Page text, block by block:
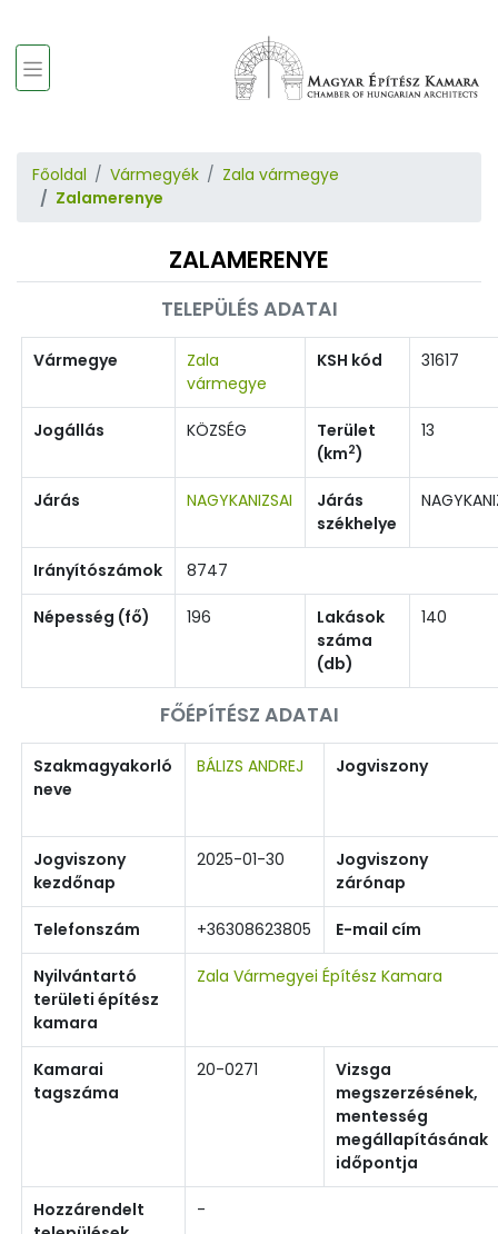
Főoldal Vármegyék
Zala vármegye
Zalamerenye
ZALAMERENYE
TELEPÜLÉS ADATAI
Vármegye
Zala
vármegye
KSH kód 31617
Jogállás KÖZSÉG
Terület
(km2)
13
Járás NAGYKANIZSAI
Járás
székhelye
Irányítószámok 8747
Népesség (fő) 196
Lakások
száma
(db)
140
FŐÉPÍTÉSZ ADATAI
Szakmagyakorló
neve
BÁLIZS ANDREJ Jogviszony
Jogviszony
kezdőnap
2025-01-30
Jogviszony
zárónap
Telefonszám +36308623805 E-mail cím
Nyilvántartó
területi építész
kamara
Zala Vármegyei Építész Kamara
Kamarai
tagszáma
20-0271
Vizsga
megszerzésének,
mentesség
megállapításának
időpontja
Hozzárendelt
-